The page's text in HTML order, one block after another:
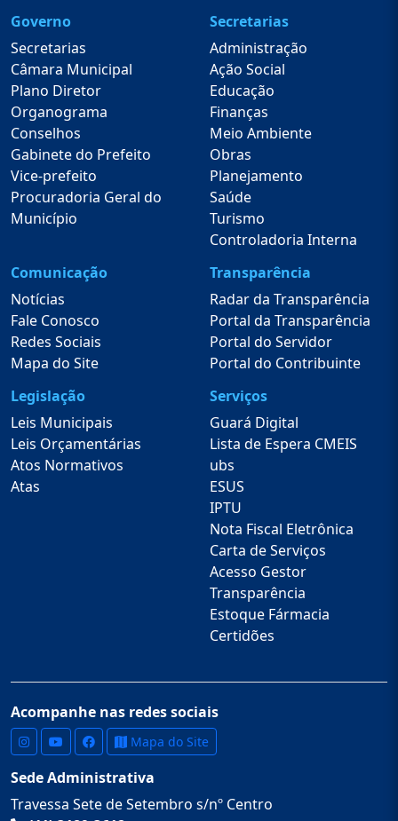
Governo
Secretarias
Câmara Municipal
Plano Diretor
Organograma
Conselhos
Gabinete do Prefeito
Vice-prefeito
Procuradoria Geral do
Município
Secretarias
Administração
Ação Social
Educação
Finanças
Meio Ambiente
Obras
Planejamento
Saúde
Turismo
Controladoria Interna
Comunicação
Notícias
Fale Conosco
Redes Sociais
Mapa do Site
Transparência
Radar da Transparência
Portal da Transparência
Portal do Servidor
Portal do Contribuinte
Legislação
Leis Municipais
Leis Orçamentárias
Atos Normativos
Atas
Serviços
Guará Digital
Lista de Espera CMEIS
ubs
ESUS
IPTU
Nota Fiscal Eletrônica
Carta de Serviços
Acesso Gestor
Transparência
Estoque Fármacia
Certidões
Acompanhe nas redes sociais
Mapa do Site
Sede Administrativa
Travessa Sete de Setembro s/nº Centro